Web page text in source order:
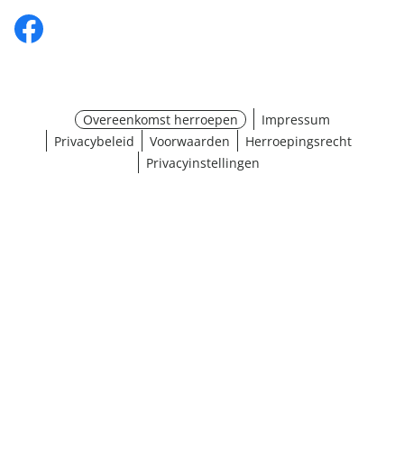
Overeenkomst herroepen
Impressum
Privacybeleid
Voorwaarden
Herroepingsrecht
Privacyinstellingen